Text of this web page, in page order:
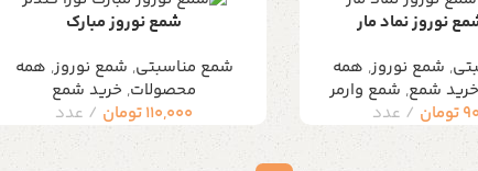
نوروز نماد مار
, شمع نوروز, همه
خرید شمع, شمع وارمر
تومان عدد
شمع نوروز مبارک
شمع مناسبتی, شمع نوروز, همه
محصولات, خرید شمع
110,000تومان عدد